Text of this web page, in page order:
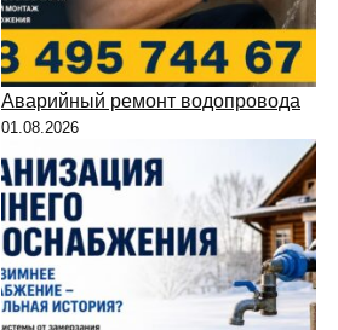
Аварийный ремонт водопровода
01.08.2026